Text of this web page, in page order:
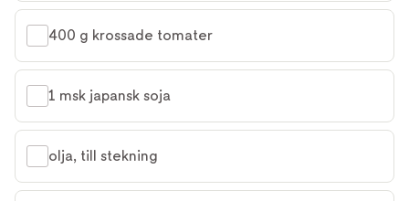
400 g krossade tomater
1 msk japansk soja
olja, till stekning